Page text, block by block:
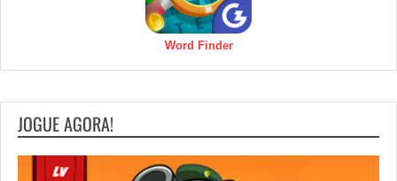
Word Finder
JOGUE AGORA!